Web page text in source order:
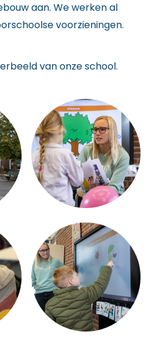
aan. We werken al
voorzieningen.
van onze school.